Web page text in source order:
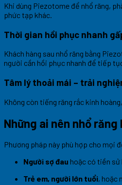
Khi dùng Piezotome để nhổ răng,
phức tạp khác.
Thời gian hồi phục nhanh
Khách hàng sau nhổ răng bằng
người cần hồi phục nhanh để tiếp
Tâm lý thoải mái – trải
Không còn tiếng răng rắc kinh
Những ai nên nhổ
Phương pháp này phù hợp cho mọi
Người sợ đau hoặc có tiền sử
Trẻ em, người lớn tuổi, hoặc